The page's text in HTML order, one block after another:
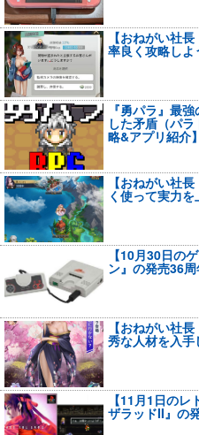
【おねがい社
率良く攻略しよ
『勇パラ』最
した矛盾（パ
略&アプリ紹介
【おねがい社
く使って実力を
【10月30日の
ン』の発売36周
【おねがい社
秀な人材を入手
【11月1日の
ザラッドII』の